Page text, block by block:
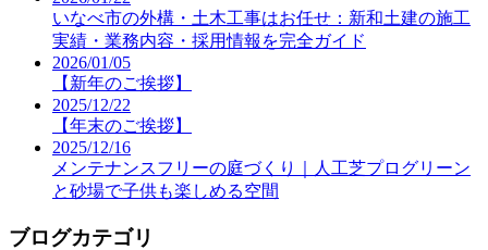
いなべ市の外構・土木工事はお任せ：新和土建の施工
実績・業務内容・採用情報を完全ガイド
2026/01/05
【新年のご挨拶】
2025/12/22
【年末のご挨拶】
2025/12/16
メンテナンスフリーの庭づくり｜人工芝プログリーン
と砂場で子供も楽しめる空間
ブログカテゴリ